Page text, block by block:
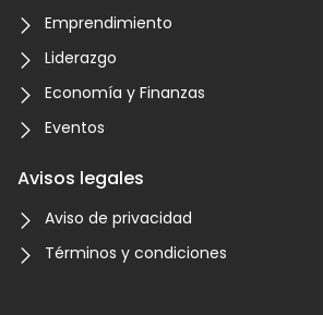
Emprendimiento
Liderazgo
Economía y Finanzas
Eventos
Avisos legales
Aviso de privacidad
Términos y condiciones